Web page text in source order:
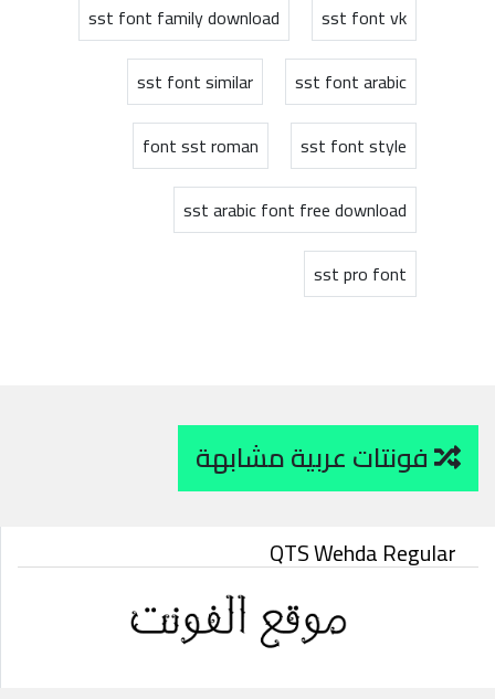
sst font vk
sst font family download
sst font arabic
sst font similar
sst font style
font sst roman
sst arabic font free download
sst pro font
QTS Wehda Regular